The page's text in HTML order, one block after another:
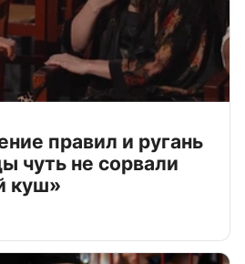
правил и ругань
чуть не сорвали
куш»